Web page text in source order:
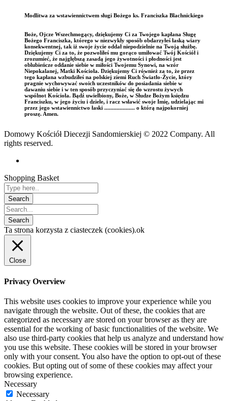
Modlitwa za wstawiennictwem sługi Bożego ks. Franciszka Blachnickiego
Boże, Ojcze Wszechmogący, dziękujemy Ci za Twojego kapłana Sługę
Bożego Franciszka, którego w niezwykły sposób obdarzyłeś łaską wiary
konsekwentnej, tak iż swoje życie oddał niepodzielnie na Twoją służbę.
Dziękujemy Ci za to, że pozwoliłeś mu gorąco umiłować Twój Kościół i
zrozumieć, że najgłębszą zasadą jego żywotności i płodności jest
oblubieńcze oddanie siebie w miłości Twojemu Synowi, na wzór
Niepokalanej, Matki Kościoła. Dziękujemy Ci również za to, że przez
tego kapłana wzbudziłeś na polskiej ziemi Ruch Światło-Życie, który
pragnie wychowywać swoich uczestników do posiadania siebie w
dawaniu siebie i w ten sposób przyczyniać się do wzrostu żywych
wspólnot Kościoła. Bądź uwielbiony, Boże, w Słudze Bożym księdzu
Franciszku, w jego życiu i dziele, i racz wsławić swoje Imię, udzielając mi
przez jego wstawiennictwo łaski .................... o którą najpokorniej
proszę. Amen.
Domowy Kościół Diecezji Sandomierskiej © 2022 Company. All
rights reserved.
Shopping Basket
Ta strona korzysta z ciasteczek (cookies).ok
Close
Privacy Overview
This website uses cookies to improve your experience while you
navigate through the website. Out of these, the cookies that are
categorized as necessary are stored on your browser as they are
essential for the working of basic functionalities of the website. We
also use third-party cookies that help us analyze and understand how
you use this website. These cookies will be stored in your browser
only with your consent. You also have the option to opt-out of these
cookies. But opting out of some of these cookies may affect your
browsing experience.
Necessary
Necessary